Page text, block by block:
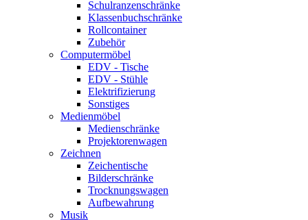
Schulranzenschränke
Klassenbuchschränke
Rollcontainer
Zubehör
Computermöbel
EDV - Tische
EDV - Stühle
Elektrifizierung
Sonstiges
Medienmöbel
Medienschränke
Projektorenwagen
Zeichnen
Zeichentische
Bilderschränke
Trocknungswagen
Aufbewahrung
Musik